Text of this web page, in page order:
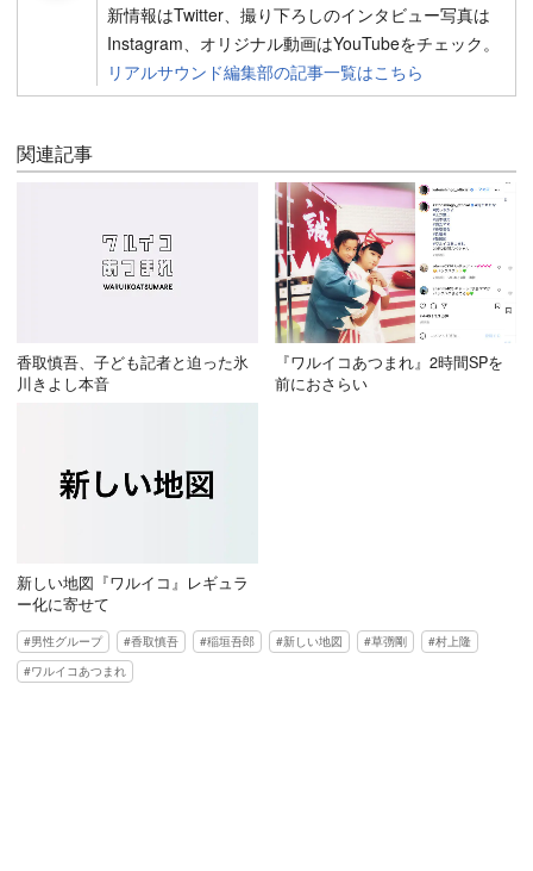
新情報はTwitter、撮り下ろしのインタビュー写真は
Instagram、オリジナル動画はYouTubeをチェック。
リアルサウンド編集部の記事一覧はこちら
関連記事
香取慎吾、子ども記者と迫った氷
川きよし本音
『ワルイコあつまれ』2時間SPを
前におさらい
新しい地図『ワルイコ』レギュラ
ー化に寄せて
男性グループ 香取慎吾 稲垣吾郎 新しい地図 草彅剛
村上隆
ワルイコあつまれ